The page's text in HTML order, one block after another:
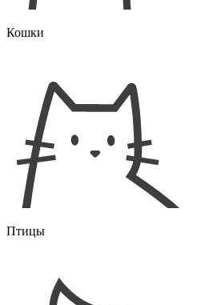
Кошки
Птицы